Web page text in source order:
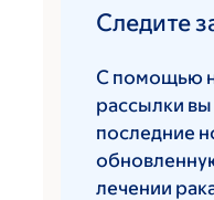
Следите
С помощью
рассылки
последние
лечении